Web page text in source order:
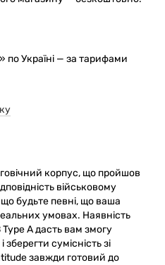
Україні — за тарифами
корпус, що пройшов
військовому
будьте певні, що ваша
умовах. Наявність
Type A дасть вам змогу
сумісність зі
завжди готовий до